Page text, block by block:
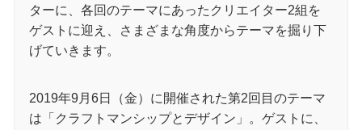
ターに、各回のテーマにあったクリエイター2組を
ゲストに迎え、さまざまな角度からテーマを掘り下
げていきます。
2019年9月6日（金）に開催された第2回目のテーマ
は「クラフトマンシップとデザイン」。ゲストに、